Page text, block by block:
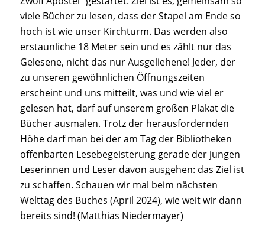
viele Bücher zu lesen, dass der Stapel am Ende so
hoch ist wie unser Kirchturm. Das werden also
erstaunliche 18 Meter sein und es zählt nur das
Gelesene, nicht das nur Ausgeliehene! Jeder, der
zu unseren gewöhnlichen Öffnungszeiten
erscheint und uns mitteilt, was und wie viel er
gelesen hat, darf auf unserem großen Plakat die
Bücher ausmalen. Trotz der herausfordernden
Höhe darf man bei der am Tag der Bibliotheken
offenbarten Lesebegeisterung gerade der jungen
Leserinnen und Leser davon ausgehen: das Ziel ist
zu schaffen. Schauen wir mal beim nächsten
Welttag des Buches (April 2024), wie weit wir dann
bereits sind! (Matthias Niedermayer)